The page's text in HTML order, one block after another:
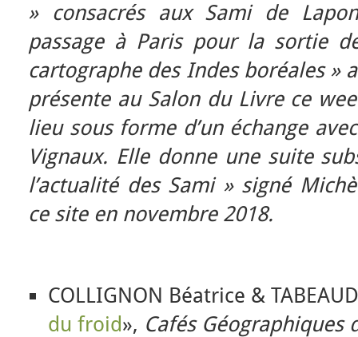
» consacrés aux Sami de
passage à Paris pour la sortie
cartographe des Indes boréales »
présente au Salon du Livre ce
lieu sous forme d’un échange
Vignaux. Elle donne une suite
l’actualité des Sami » signé
ce site en novembre 2018.
COLLIGNON Béatrice &
du froid», Cafés Géographiques